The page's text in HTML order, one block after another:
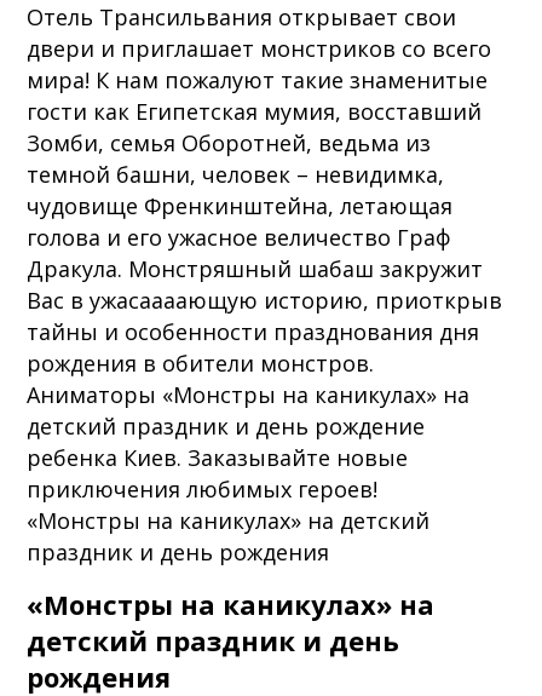
Отель Трансильвания открывает свои
двери и приглашает монстриков со всего
мира! К нам пожалуют такие знаменитые
гости как Египетская мумия, восставший
Зомби, семья Оборотней, ведьма из
темной башни, человек – невидимка,
чудовище Френкинштейна, летающая
голова и его ужасное величество Граф
Дракула. Монстряшный шабаш закружит
Вас в ужасаааающую историю, приоткрыв
тайны и особенности празднования дня
рождения в обители монстров.
Аниматоры «Монстры на каникулах» на
детский праздник и день рождение
ребенка Киев. Заказывайте новые
приключения любимых героев!
«Монстры на каникулах» на детский
праздник и день рождения
«Монстры на каникулах» на
детский праздник и день
рождения